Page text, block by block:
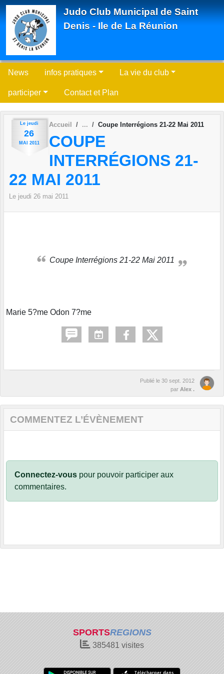
Judo Club Municipal de Saint
Denis - Ile de La Réunion
News infos pratiques La vie du club
participer Contact et Plan
Le jeudi
26
MAI 2011
Accueil Coupe Interrégions 21-22 Mai 2011
COUPE
INTERRÉGIONS 21-
22 MAI 2011
Le jeudi 26 mai 2011
Coupe Interrégions 21-22 Mai 2011
Marie 5?me Odon 7?me
Publié le 30 sept. 2012
par Alex .
COMMENTEZ L’ÉVÈNEMENT
Connectez-vous pour pouvoir participer aux
commentaires.
SPORTSREGIONS
385481 visites
Panneau de gestion des cookies